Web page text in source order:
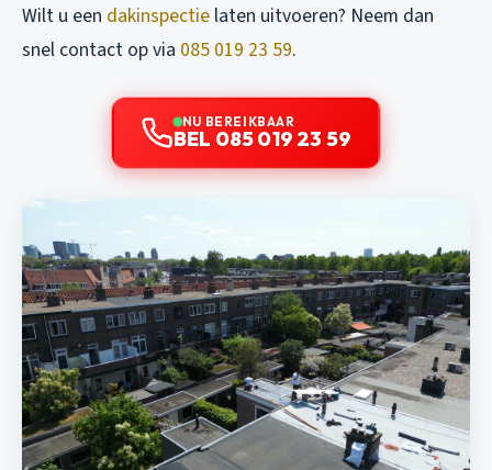
Wilt u een dakinspectie laten uitvoeren? Neem dan
snel contact op via 085 019 23 59.
NU BEREIKBAAR
BEL 085 019 23 59